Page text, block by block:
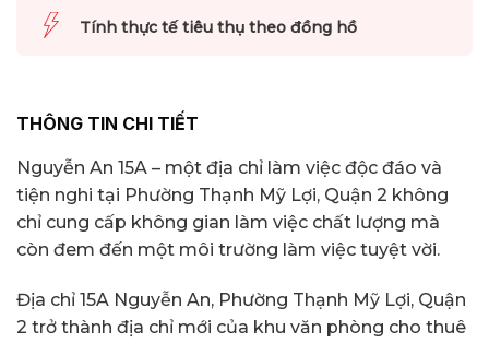
Tính thực tế tiêu thụ theo đồng hồ
THÔNG TIN CHI TIẾT
Nguyễn An 15A – một địa chỉ làm việc độc đáo và
tiện nghi tại Phường Thạnh Mỹ Lợi, Quận 2 không
chỉ cung cấp không gian làm việc chất lượng mà
còn đem đến một môi trường làm việc tuyệt vời.
Địa chỉ 15A Nguyễn An, Phường Thạnh Mỹ Lợi, Quận
2 trở thành địa chỉ mới của khu văn phòng cho thuê